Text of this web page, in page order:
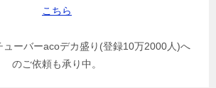
こちら
ューバーacoデカ盛り(登録10万2000人)へ
のご依頼も承り中。